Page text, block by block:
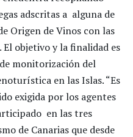
adscritas a alguna de
Origen de Vinos con las
objetivo y la finalidad es
monitorización del
en las Islas. “Es
exigida por los agentes
en las tres
de Canarias que desde